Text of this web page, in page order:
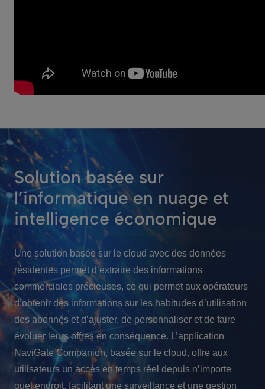
Solution basée sur
l’informatique en nuage et
intelligence économique
Une solution basée sur le cloud avec des données
résidentes permet d’extraire des informations
commerciales précieuses, ce qui permet aux opérateurs
d’obtenir des informations sur les habitudes d’utilisation
des abonnés et d’ajuster, de personnaliser et de faire
évoluer leurs offres en conséquence. L’application
NaviGate Companion, basée sur le cloud, offre aux
utilisateurs un accès en temps réel depuis n’importe
quel endroit, facilitant une surveillance et une gestion